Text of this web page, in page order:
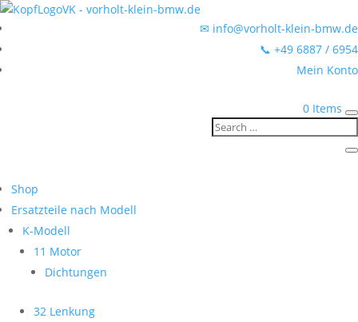
✉ info@vorholt-klein-bmw.de
📞 +49 6887 / 6954
Mein Konto
0 Items
Shop
Ersatzteile nach Modell
K-Modell
11 Motor
Dichtungen
32 Lenkung